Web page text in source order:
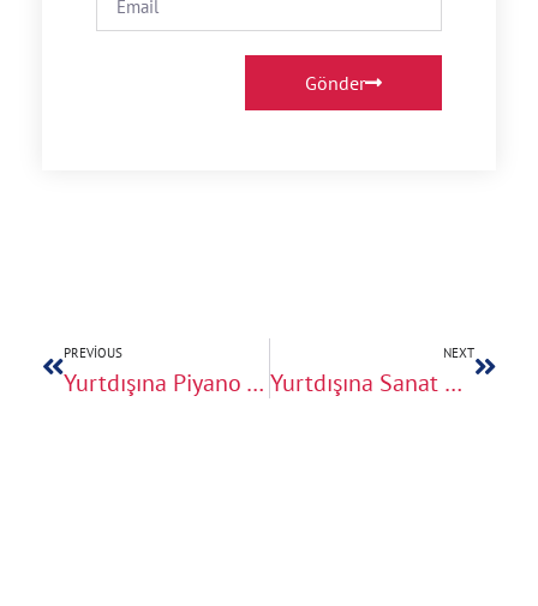
Gönder
PREVIOUS
Yurtdışına Piyano Taşıma: Özel Ekipman ve Profesyonel Hizmet
NEXT
Yurtdışına Sanat Eseri ve Tablo Gönderme Rehberi